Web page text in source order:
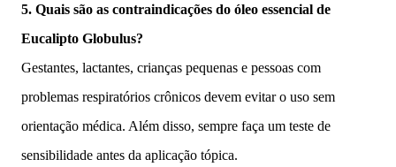
5. Quais são as contraindicações do óleo essencial de
Eucalipto Globulus?
Gestantes, lactantes, crianças pequenas e pessoas com
problemas respiratórios crônicos devem evitar o uso sem
orientação médica. Além disso, sempre faça um teste de
sensibilidade antes da aplicação tópica.